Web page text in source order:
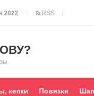
2022 RSS
кепки Повязки